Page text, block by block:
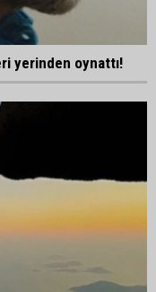
yerinden oynattı!